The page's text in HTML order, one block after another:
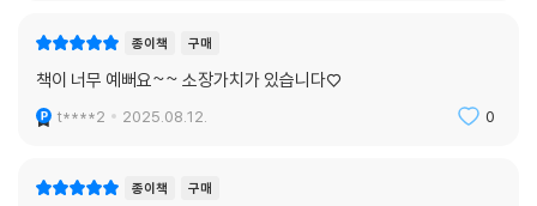
종이책 구매
책이 너무 예뻐요~~ 소장가치가 있습니다♡
t****2 2025.08.12. 0
종이책 구매